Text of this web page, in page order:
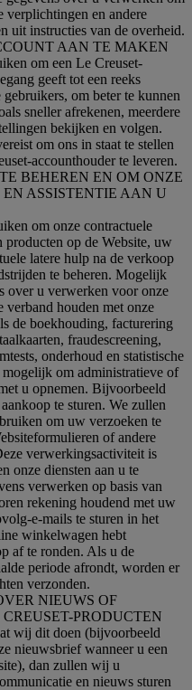
verplichtingen en andere
uit instructies van de overheid.
AAN TE MAKEN
om een Le Creuset-
geeft tot een reeks
om beter te kunnen
sneller afrekenen, meerdere
bekijken en volgen.
om ons in staat te stellen
accounthouder te leveren.
BEHEREN EN OM ONZE
ASSISTENTIE AAN U
om onze contractuele
op de Website, uw
latere hulp na de verkoop
te beheren. Mogelijk
over u verwerken voor onze
verband houden met onze
de boekhouding, facturering
fraudescreening,
onderhoud en statistische
om administratieve of
u opnemen. Bijvoorbeeld
te sturen. We zullen
om uw verzoeken te
of andere
verwerkingsactiviteit is
onze diensten aan u te
verwerken op basis van
rekening houdend met uw
e-mails te sturen in het
winkelwagen hebt
af te ronden. Als u de
periode afrondt, worden er
verzonden.
NIEUWS OF
PRODUCTEN
wij dit doen (bijvoorbeeld
nieuwsbrief wanneer u een
dan zullen wij u
en nieuws sturen